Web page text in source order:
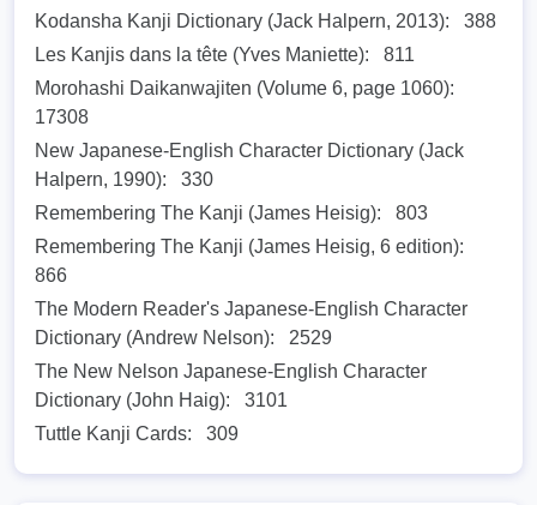
Kodansha Kanji Dictionary (Jack Halpern, 2013):
388
Les Kanjis dans la tête (Yves Maniette):
811
Morohashi Daikanwajiten (Volume 6, page 1060):
17308
New Japanese-English Character Dictionary (Jack
Halpern, 1990):
330
Remembering The Kanji (James Heisig):
803
Remembering The Kanji (James Heisig, 6 edition):
866
The Modern Reader's Japanese-English Character
Dictionary (Andrew Nelson):
2529
The New Nelson Japanese-English Character
Dictionary (John Haig):
3101
Tuttle Kanji Cards:
309